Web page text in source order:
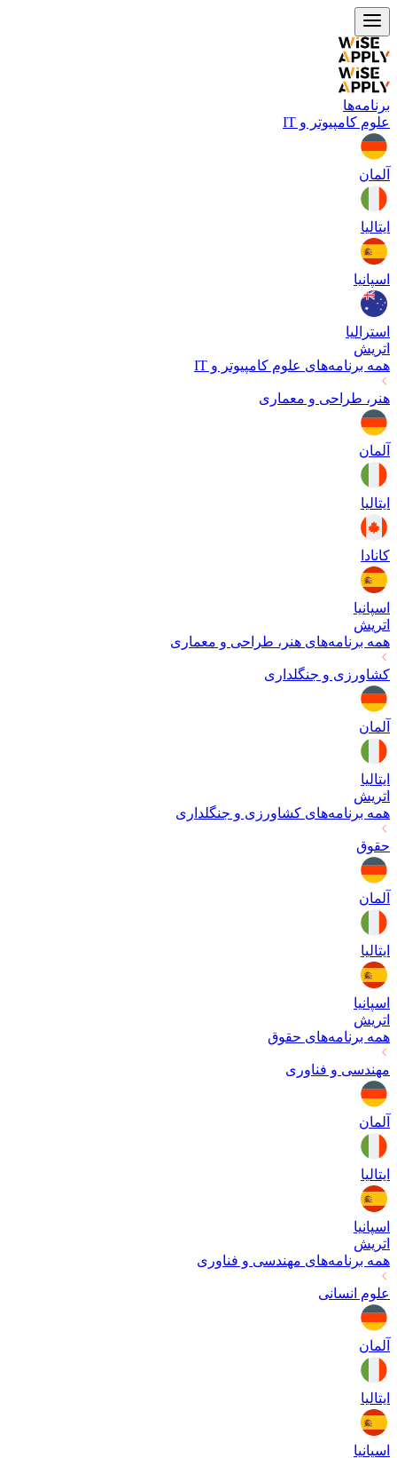
برنامه‌ها
علوم کامپیوتر و IT
آلمان
ایتالیا
اسپانیا
استرالیا
اتریش
همه برنامه‌های علوم کامپیوتر و IT
هنر، طراحی و معماری
آلمان
ایتالیا
کانادا
اسپانیا
اتریش
همه برنامه‌های هنر، طراحی و معماری
کشاورزی و جنگلداری
آلمان
ایتالیا
اتریش
همه برنامه‌های کشاورزی و جنگلداری
حقوق
آلمان
ایتالیا
اسپانیا
اتریش
همه برنامه‌های حقوق
مهندسی و فناوری
آلمان
ایتالیا
اسپانیا
اتریش
همه برنامه‌های مهندسی و فناوری
علوم انسانی
آلمان
ایتالیا
اسپانیا